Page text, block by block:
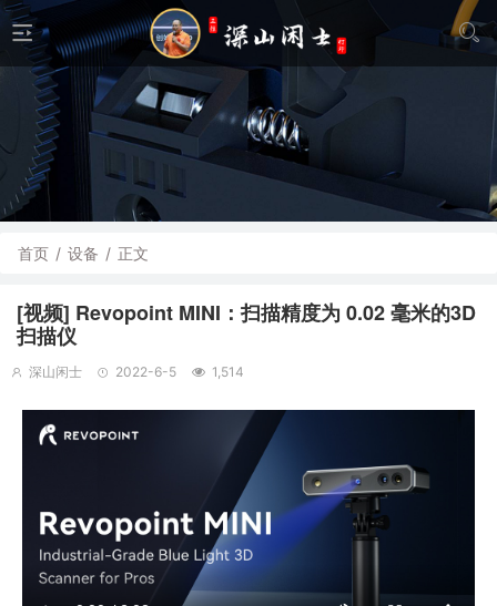
首页 / 设备 / 正文
[视频] Revopoint MINI：扫描精度为 0.02 毫米的3D
扫描仪
深山闲士 2022-6-5 1,514